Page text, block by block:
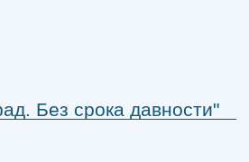
Без срока давности"